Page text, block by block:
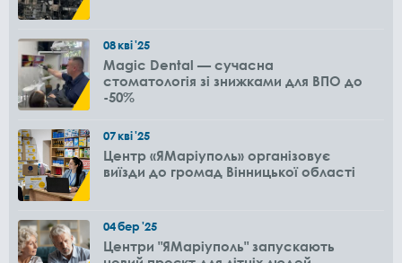
08кві'25
Magic Dental — сучасна
стоматологія зі знижками для ВПО до
-50%
07кві'25
Центр «ЯМаріуполь» організовує
виїзди до громад Вінницької області
04бер'25
Центри "ЯМаріуполь" запускають